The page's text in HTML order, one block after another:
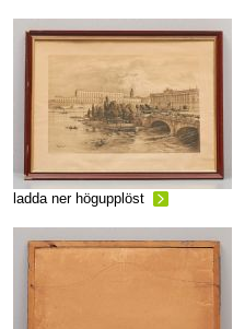
ladda ner högupplöst